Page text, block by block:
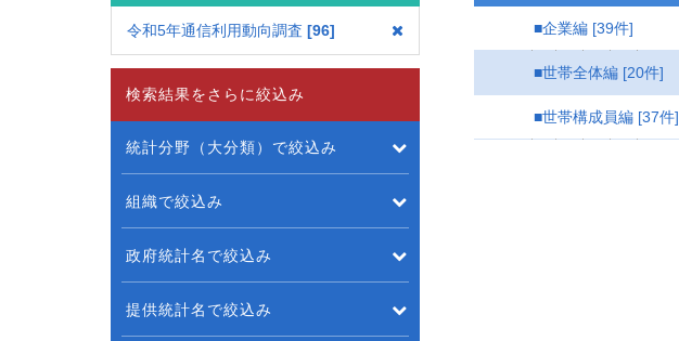
令和5年通信利用動向調査 96 ■企業編 [39件]
■世帯全体編 [20件]
■世帯構成員編 [37件]
検索結果をさらに絞込み
統計分野（大分類）で絞込み
組織で絞込み
政府統計名で絞込み
提供統計名で絞込み